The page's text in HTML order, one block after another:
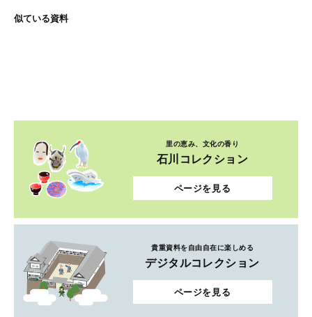
似ている資料
里の恵み、文化の香り
石川コレクション
ページを見る
貴重資料を自由自在に楽しめる
デジタルコレクション
ページを見る